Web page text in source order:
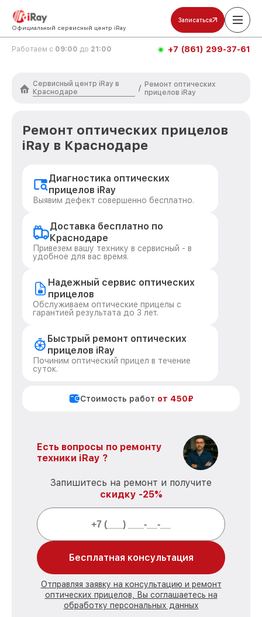
Официальный сервисный центр iRay
Записаться
Работаем с 09:00 до 21:00 +7 (861) 299-37-61
Сервисный центр iRay в
Краснодаре
/ Ремонт оптических
прицелов iRay
Ремонт оптических прицелов
iRay в Краснодаре
Диагностика оптических
прицелов iRay
Выявим дефект совершенно бесплатно.
Доставка бесплатно по
Краснодаре
Привезем вашу технику в сервисный - в
удобное для вас время.
Надежный сервис оптических
прицелов
Обслуживаем оптические прицелы с
гарантией результата до 3 лет.
Быстрый ремонт оптических
прицелов iRay
Починим оптический прицел в течение
суток.
Стоимость работ от 450₽
Есть вопросы по ремонту
техники iRay ?
Запишитесь на ремонт и получите
скидку -25%
Бесплатная консультация
Отправляя заявку на консультацию и ремонт
оптических прицелов, Вы соглашаетесь на
обработку персональных данных